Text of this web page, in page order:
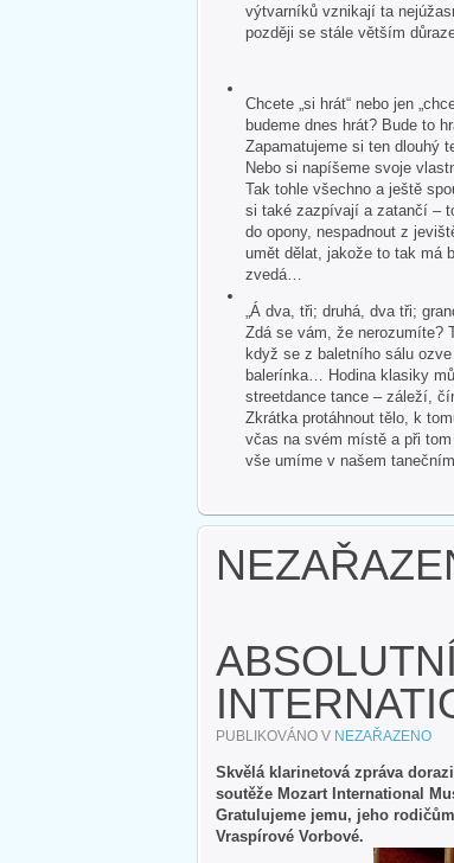
výtvarníků vznikají ta
později se stále větším
Chcete „si hrát“ nebo jen
budeme dnes hrát? Bude to
Zapamatujeme si ten dlouhý
Nebo si napíšeme svoje
Tak tohle všechno a ještě
si také zazpívají a zatančí –
do opony, nespadnout z
umět dělat, jakože to tak má
zvedá…
„Á dva, tři; druhá, dva tři;
Zdá se vám, že nerozumíte?
když se z baletního sálu
balerínka… Hodina klasiky
streetdance tance – záleží,
Zkrátka protáhnout tělo, k
včas na svém místě a při
vše umíme v našem
PUBLIKOVÁNO V NEZAŘAZENO
Skvělá klarinetová zpráva
soutěže Mozart International
Gratulujeme jemu, jeho
Vraspírové Vorbové.